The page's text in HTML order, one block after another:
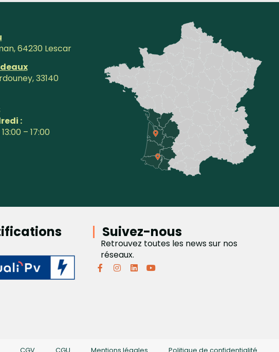
64230 Lescar
33140
:
– 17:00
Suivez-nous
Retrouvez toutes les news sur nos
réseaux.
CGV CGU Mentions légales Politique de confidentialité